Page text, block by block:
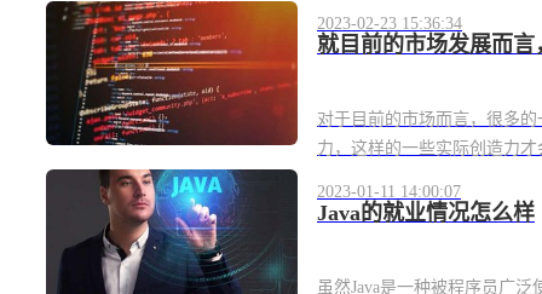
2023-02-23 15:36:34
就目前的市场发展而
对于目前的市场而言，很多
力，这样的一些实际创造力
2023-01-11 14:00:07
Java的就业情况怎么样
虽然Java是一种被程序员广